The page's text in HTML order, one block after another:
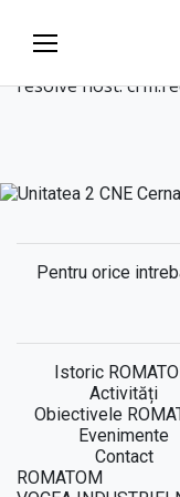
Error fetching data
resolve host:
Pentru orice
Istoric
Activități
Obiectivele
Evenimente
Contact
ROMATOM